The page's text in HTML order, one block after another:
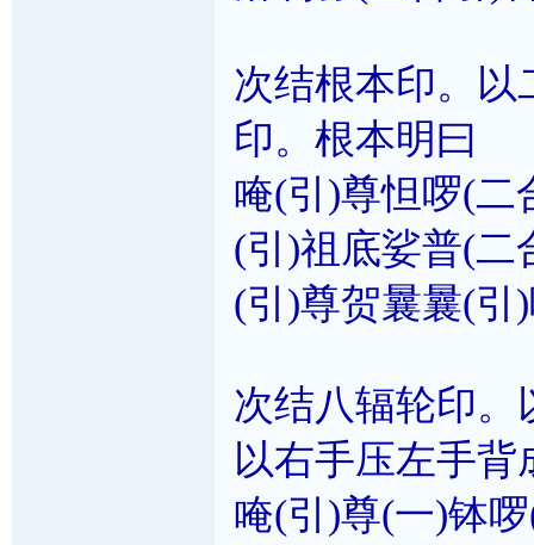
次结根本印。以
印。根本明曰
唵(引)尊怛啰(二
(引)祖底娑普(
(引)尊贺曩曩(引
次结八辐轮印。
以右手压左手
唵(引)尊(一)钵